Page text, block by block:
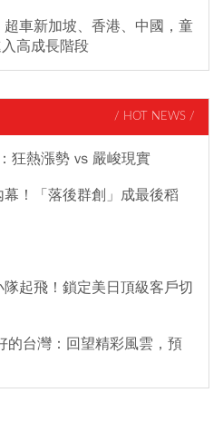
車新加坡、香港、中國，童
高成長階段
/ HOT NEWS /
狂熱漲勢 vs 嚴峻現實
！「落後群創」成最後稻
起飛！鎖定美日頂級客戶切
的台灣：回望精彩風雲，預